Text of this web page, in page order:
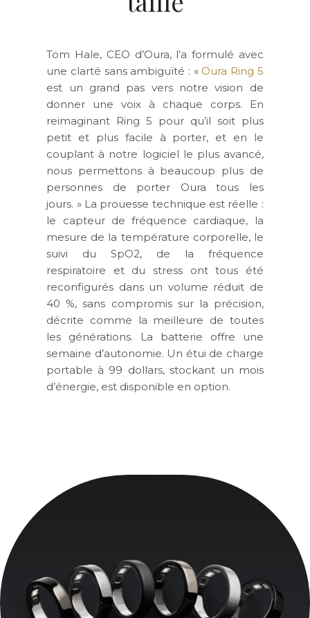
Tom Hale, CEO d’Oura, l’a formulé avec
une clarté sans ambiguïté : « Oura Ring 5
est un grand pas vers notre vision de
donner une voix à chaque corps. En
reimaginant Ring 5 pour qu’il soit plus
petit et plus facile à porter, et en le
couplant à notre logiciel le plus avancé,
nous permettons à beaucoup plus de
personnes de porter Oura tous les
jours. » La prouesse technique est réelle :
le capteur de fréquence cardiaque, la
mesure de la température corporelle, le
suivi du SpO2, de la fréquence
respiratoire et du stress ont tous été
reconfigurés dans un volume réduit de
40 %, sans compromis sur la précision,
décrite comme la meilleure de toutes
les générations. La batterie offre une
semaine d’autonomie. Un étui de charge
portable à 99 dollars, stockant un mois
d’énergie, est disponible en option.